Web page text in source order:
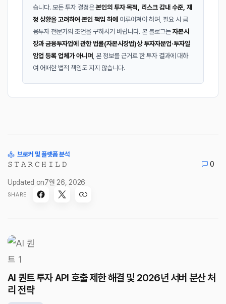
습니다. 모든 투자 결정은본인의 투자 목적, 리스크 감내 수준, 재
정 상황을 고려하여 본인 책임 하에 이루어져야 하며, 필요 시 금
융투자 전문가의 조언을 구하시기 바랍니다. 본 블로그는 자본시
장과 금융투자업에 관한 법률(자본시장법)상 투자자문업·투자일
임업 등록 업체가 아니며 , 본 정보를 근거로 한 투자 결과에 대하
여 어떠한 법적 책임도 지지 않습니다.
브로커 및 플랫폼 분석
𝚂 𝚃 𝙰 𝚁 𝙲 𝙷 𝙸 𝙻 𝙳 0
Updated on7월 26, 2026
SHARE
AI 퀀트 투자 API 호출 제한 해결 및 2026년 서버 분산 처
리 전략